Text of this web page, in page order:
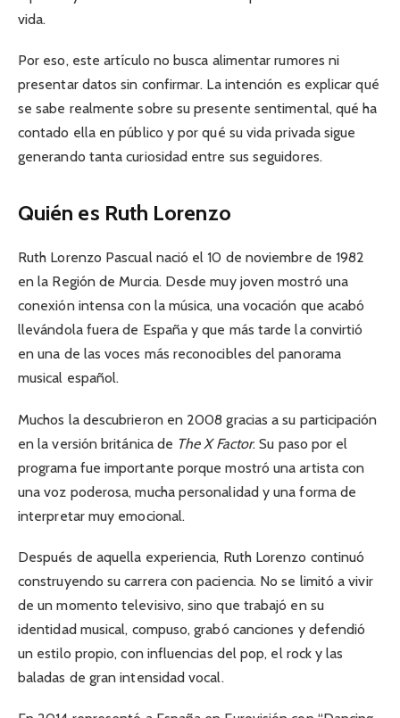
vida.
Por eso, este artículo no busca alimentar rumores ni
presentar datos sin confirmar. La intención es explicar qué
se sabe realmente sobre su presente sentimental, qué ha
contado ella en público y por qué su vida privada sigue
generando tanta curiosidad entre sus seguidores.
Quién es Ruth Lorenzo
Ruth Lorenzo Pascual nació el 10 de noviembre de 1982
en la Región de Murcia. Desde muy joven mostró una
conexión intensa con la música, una vocación que acabó
llevándola fuera de España y que más tarde la convirtió
en una de las voces más reconocibles del panorama
musical español.
Muchos la descubrieron en 2008 gracias a su participación
en la versión británica de The X Factor. Su paso por el
programa fue importante porque mostró una artista con
una voz poderosa, mucha personalidad y una forma de
interpretar muy emocional.
Después de aquella experiencia, Ruth Lorenzo continuó
construyendo su carrera con paciencia. No se limitó a vivir
de un momento televisivo, sino que trabajó en su
identidad musical, compuso, grabó canciones y defendió
un estilo propio, con influencias del pop, el rock y las
baladas de gran intensidad vocal.